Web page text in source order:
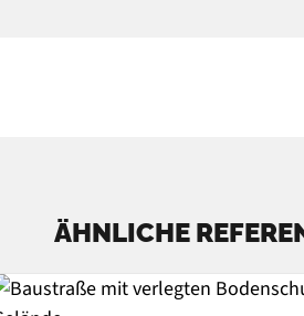
ÄHNLICHE